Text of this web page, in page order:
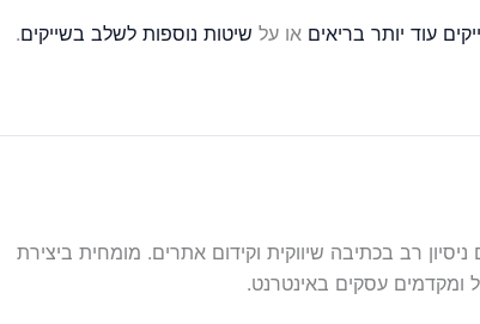
עוד יותר בריאים או על שיטות נוספות לשלב בשייקים.
ניסיון רב בכתיבה שיווקית וקידום אתרים. מומחית ביצירת
ומקדמים עסקים באינטרנט.